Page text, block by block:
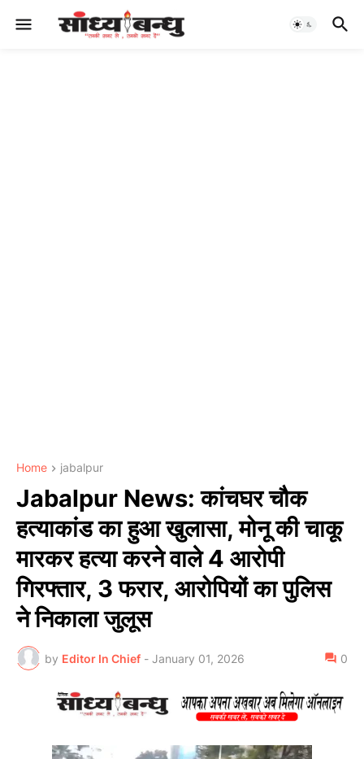
Home jabalpur
Jabalpur News: कांचघर चौक
हत्याकांड का हुआ खुलासा, मोनू की चाकू
मारकर हत्या करने वाले 4 आरोपी
गिरफ्तार, 3 फरार, आरोपियों का पुलिस
ने निकाला जुलूस
by Editor In Chief - January 01, 2026 0